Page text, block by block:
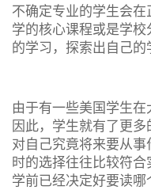
不确定专业的学生会
学的核心课程或是学
的学习，探索出自己的
由于有一些美国学生在
因此，学生就有了更
对自己究竟将来要从
时的选择往往比较符
学前已经决定好要读哪